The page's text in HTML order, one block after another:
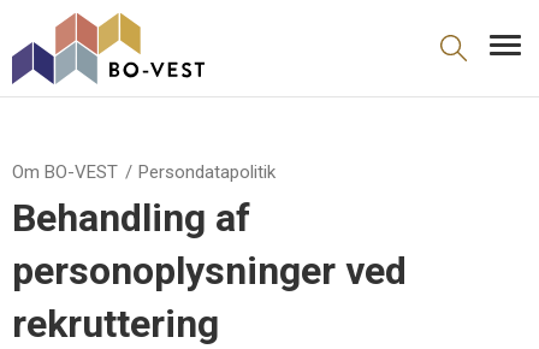
gå til indhold
Om BO-VEST Persondatapolitik
Behandling af
personoplysninger ved
rekruttering